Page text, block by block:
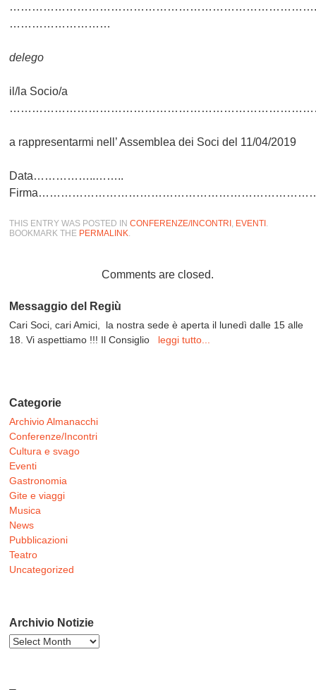
………………………
delego
il/la Socio/a
a rappresentarmi nell’ Assemblea dei Soci del 11/04/2019
Data……………..……..
THIS ENTRY WAS POSTED INCONFERENZE/INCONTRI , EVENTI .
BOOKMARK THE PERMALINK.
Comments are closed.
Messaggio del Regiù
Cari Soci, cari Amici, la nostra sede è aperta il lunedì dalle 15 alle
18. Vi aspettiamo !!! Il Consiglio leggi tutto...
Categorie
Archivio Almanacchi
Conferenze/Incontri
Cultura e svago
Eventi
Gastronomia
Gite e viaggi
Musica
News
Pubblicazioni
Teatro
Uncategorized
Archivio Notizie
Archivio